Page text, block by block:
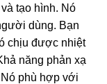
tạo hình. Nó
dùng. Bạn
chịu được nhiệt
năng phản xạ
phù hợp với